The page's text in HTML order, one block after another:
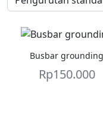
Busbar grounding
Rp150.000